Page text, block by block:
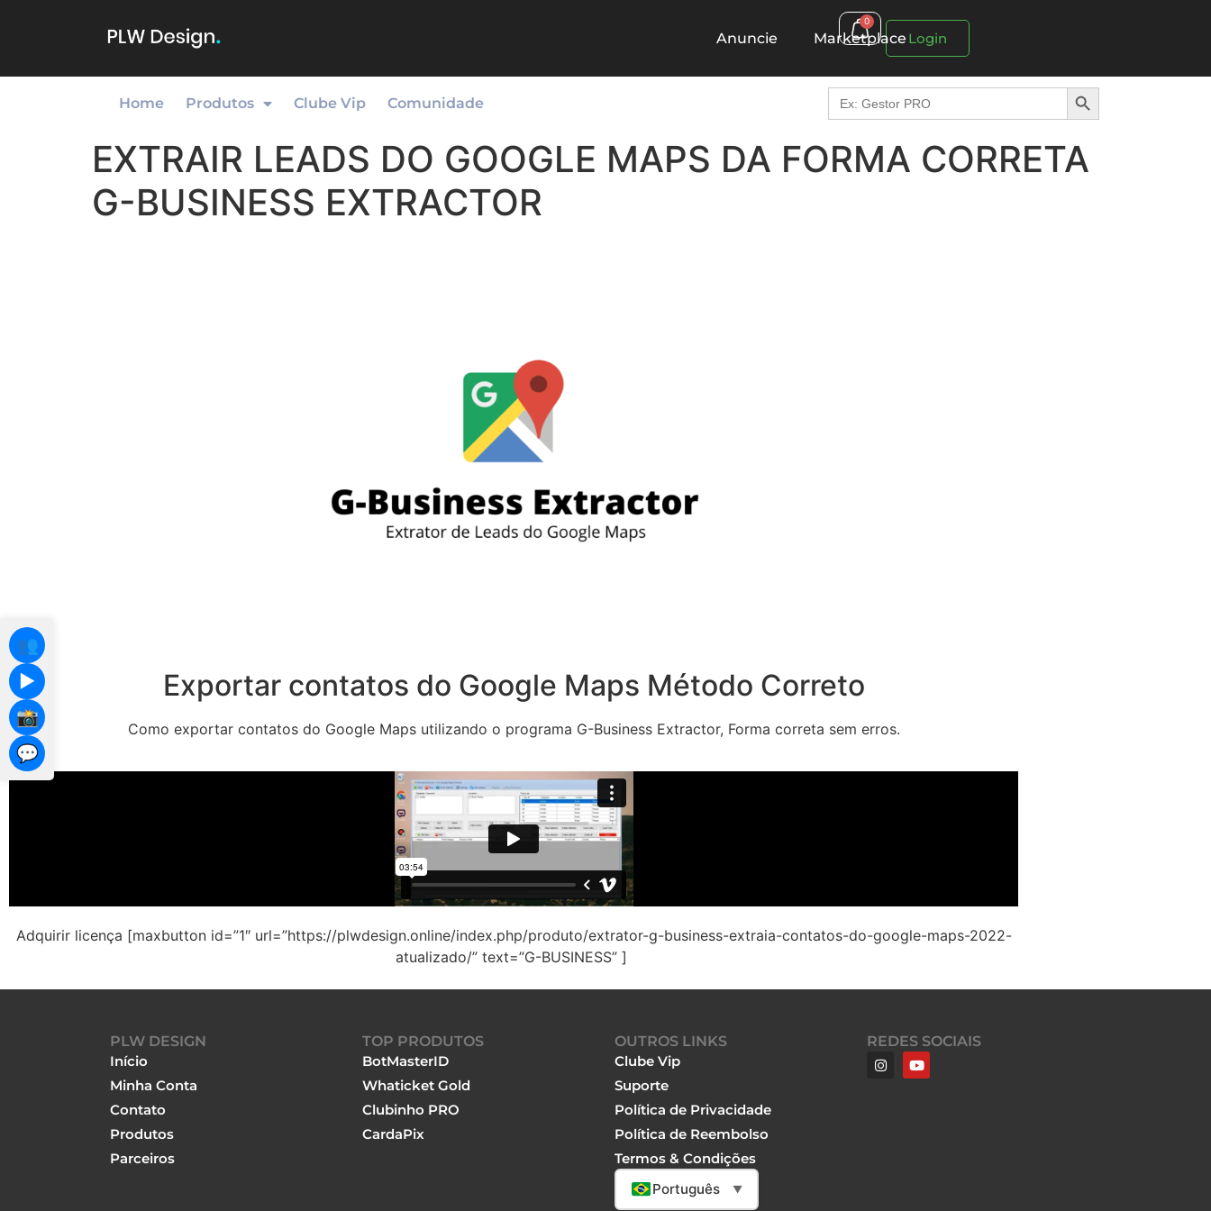
Anuncie Marketplace
0
Login
Home Produtos Clube Vip Comunidade
Search
for:
Search Button
EXTRAIR LEADS DO GOOGLE MAPS DA FORMA CORRETA
G-BUSINESS EXTRACTOR
Exportar contatos do Google Maps Método Correto
Como exportar contatos do Google Maps utilizando o programa G-Business Extractor, Forma correta sem erros.
Adquirir licença [maxbutton id=”1″ url=”https://plwdesign.online/index.php/produto/extrator-g-business-extraia-contatos-do-google-maps-2022-
atualizado/” text=”G-BUSINESS” ]
PLW DESIGN
Início
Minha Conta
Contato
Produtos
Parceiros
TOP PRODUTOS
BotMasterID
Whaticket Gold
Clubinho PRO
CardaPix
👥
▶️
📸
💬
OUTROS LINKS
Clube Vip
Suporte
Política de Privacidade
Política de Reembolso
Termos & Condições
Português
▼
REDES SOCIAIS